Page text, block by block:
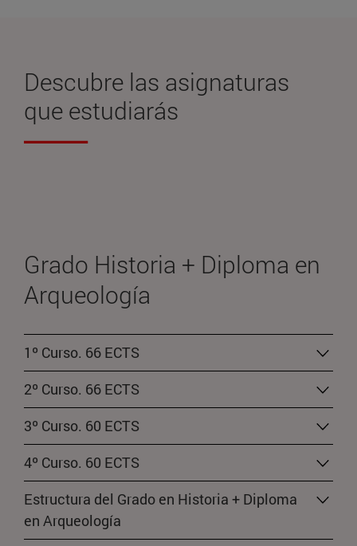
Descubre las asignaturas
que estudiarás
Grado Historia + Diploma en
Arqueología
1º Curso. 66 ECTS
2º Curso. 66 ECTS
3º Curso. 60 ECTS
4º Curso. 60 ECTS
Estructura del Grado en Historia + Diploma
en Arqueología